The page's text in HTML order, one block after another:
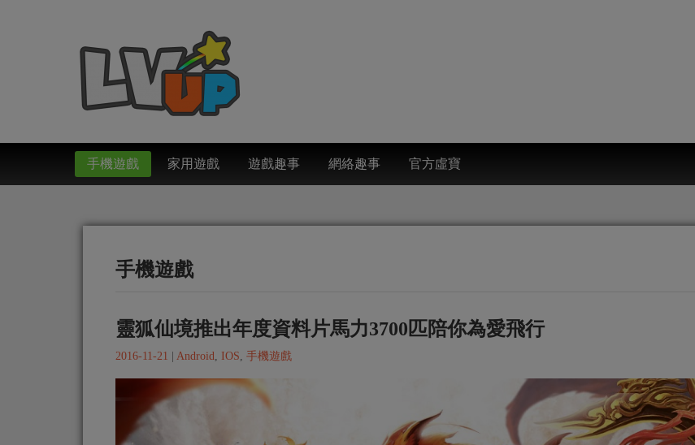
手機遊戲 家用遊戲 遊戲趣事 網絡趣事 官方虛寶
手機遊戲
靈狐仙境推出年度資料片馬力3700匹陪你為愛飛行
2016-11-21 Android, IOS, 手機遊戲